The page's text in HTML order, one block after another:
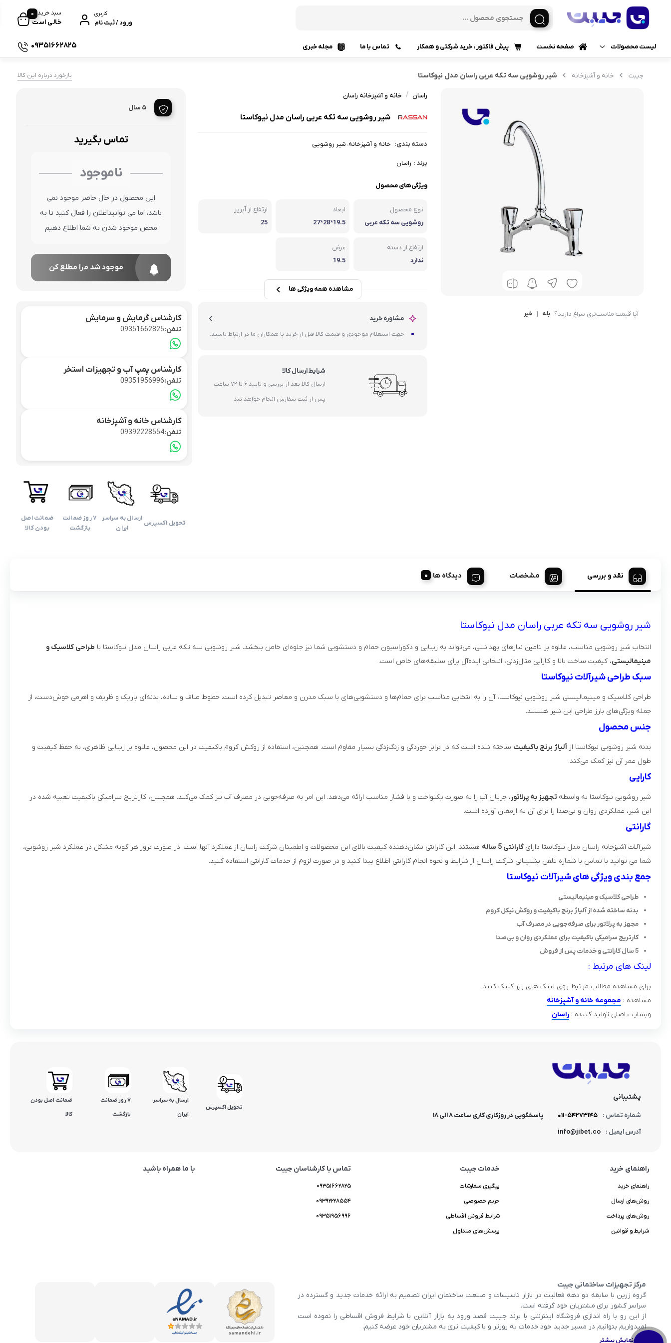
کاربری
ورود / ثبت نام
سبد خرید
خالی است
0
لیست محصولات
گرمایش و سرمایش پکیج گرمایشی
پکیج شوفاژ زمینی
لوازم نصب پکیج
رادیاتور دکوراتیو
حوله خشک کن
آبگرمکن
آبگرمکن دیواری و ایستاده
قطعات موتورخانه گرمایشی
دیگ چدنی و فولادی
آبگرمکن
کولر گازی
صفحه نخست پیش فاکتور ، خرید شرکتی و همکار تماس با ما مجله خبری 09351662825
جیبت خانه و آشپزخانه شیر روشویی سه تکه عربی راسان مدل نیوکاستا بازخورد درباره این کالا
آیا قیمت مناسب‌تری سراغ دارید؟ بله | خیر
راسان / خانه و آشپزخانه راسان
شیر روشویی سه تکه عربی راسان مدل نیوکاستا
دسته بندی: خانه و آشپزخانه، شیر روشویی
برند : راسان
ویژگی‌های محصول
نوع محصول
روشویی سه تکه عربی
ابعاد
19.5*28*27
ارتفاع از آبریز
25
ارتفاع از دسته
ندارد
عرض
19.5
مشاهده همه ویژگی ها
مشاوره خرید
جهت استعلام موجودی و قیمت کالا قبل از خرید با همکاران ما در ارتباط باشید.
شرایط ارسال کالا
ارسال کالا بعد از بررسی و تایید ۶ تا ۷۲ ساعت
پس از ثبت سفارش انجام خواهد شد
5 سال
تماس بگیرید
ناموجود
این محصول در حال حاضر موجود نمی
باشد، اما می توانیداعلان را فعال کنید تا به
محض موجود شدن به شما اطلاع دهیم
موجود شد مرا مطلع کن
کارشناس گرمایش و سرمایش
تلفن:09351662825
کارشناس پمپ آب و تجهیزات استخر
تلفن:09351956996
کارشناس خانه و آشپزخانه
تلفن:09392228554
تحویل اکسپرس
ارسال به سراسر
ایران
۷ روز ضمانت
بازگشت
ضمانت اصل
بودن کالا
نقد و بررسی مشخصات دیدگاه ها
شیر روشویی سه تکه عربی راسان مدل نیوکاستا
انتخاب شیر روشویی مناسب، علاوه بر تامین نیازهای بهداشتی، می‌تواند به زیبایی و دکوراسیون حمام و دستشویی شما نیز جلوه‌ای خاص ببخشد. شیر روشویی سه تکه عربی راسان مدل نیوکاستا با طراحی کلاسیک و
مینیمالیستی، کیفیت ساخت بالا و کارایی مثال‌زدنی، انتخابی ایده‌آل برای سلیقه‌های خاص است.
سبک طراحی شیرآلات نیوکاستا
طراحی کلاسیک و مینیمالیستی شیر روشویی نیوکاستا، آن را به انتخابی مناسب برای حمام‌ها و دستشویی‌های با سبک مدرن و معاصر تبدیل کرده است. خطوط صاف و ساده، بدنه‌ای باریک و ظریف و اهرمی خوش‌دست، از
جمله ویژگی‌های بارز طراحی این شیر هستند.
جنس محصول
بدنه شیر روشویی نیوکاستا از آلیاژ برنج باکیفیت ساخته شده است که در برابر خوردگی و زنگ‌زدگی بسیار مقاوم است. همچنین، استفاده از روکش کروم باکیفیت در این محصول، علاوه بر زیبایی ظاهری، به حفظ کیفیت و
طول عمر آن نیز کمک می‌کند.
کارایی
شیر روشویی نیوکاستا به واسطه تجهیز به پرلاتور، جریان آب را به صورت یکنواخت و با فشار مناسب ارائه می‌دهد. این امر به صرفه‌جویی در مصرف آب نیز کمک می‌کند. همچنین، کارتریج سرامیکی باکیفیت تعبیه شده در
این شیر، عملکردی روان و بی‌صدا را برای آن به ارمغان آورده است.
گارانتی
شیرآلات آشپزخانه راسان مدل نیوکاستا دارای گارانتی 5 ساله
هستند. این گارانتی نشان‌دهنده کیفیت بالای این محصولات و اطمینان شرکت راسان از عملکرد آنها است. در صورت بروز هر گونه مشکل در عملکرد شیر روشویی،
شما می توانید با تماس با شماره تلفن پشتیبانی شرکت راسان از شرایط و نحوه انجام گارانتی اطلاع پیدا کنید و در صورت لزوم از خدمات گارانتی استفاده کنید.
جمع بندی ویژگی های شیرآلات نیوکاستا
طراحی کلاسیک و مینیمالیستی
بدنه ساخته شده از آلیاژ برنج باکیفیت و روکش نیکل کروم
مجهز به پرلاتور برای صرفه‌جویی در مصرف آب
کارتریج سرامیکی باکیفیت برای عملکردی روان و بی‌صدا
5 سال گارانتی و خدمات پس از فروش
لینک های مرتبط :
برای مشاهده مطالب مرتبط روی لینک های ریز کلیک کنید.
مشاهده : مجموعه خانه و آشپزخانه
وبسایت اصلی تولید کننده : راسان
پشتیبانی
شماره تماس : 011-54273145
پاسخگویی در روزکاری کاری ساعت 8 الی 18
آدرس ایمیل :
info@jibet.co
تحویل اکسپرس
ارسال به سراسر
ایران
۷ روز ضمانت
بازگشت
ضمانت اصل بودن
کالا
راهنمای خرید
راهنمای خرید
روش‌های ارسال
روش‌های پرداخت
شرایط و قوانین
خدمات جیبت
پیگیری سفارشات
حریم خصوصی
شرایط فروش اقساطی
پرسش‌های متداول
تماس با کارشناسان جیبت
۰۹۳۵۱۶۶۲۸۲۵
۰۹۳۹۲۲۲۸۵۵۴
۰۹۳۵۱۹۵۶۹۹۶
با ما همراه باشید
مرکز تجهیزات ساختمانی جیبت
گروه زرین با سابقه دو دهه فعالیت در بازار تاسیسات و صنعت ساختمان ایران تصمیم به ارائه خدمات جدید و گسترده در
سراسر کشور برای مشتریان خود گرفته است.
از این رو با راه اندازی فروشگاه اینترنتی با برند جیبت قصد ورود به بازار آنلاین با شرایط فروش اقساطی را نموده است
امیدواریم بتوانیم در مسیر جدید خود خدمات به روزتر و با کیفیت تری به مشتریان خود عرضه کنیم.
نمایش بیشتر